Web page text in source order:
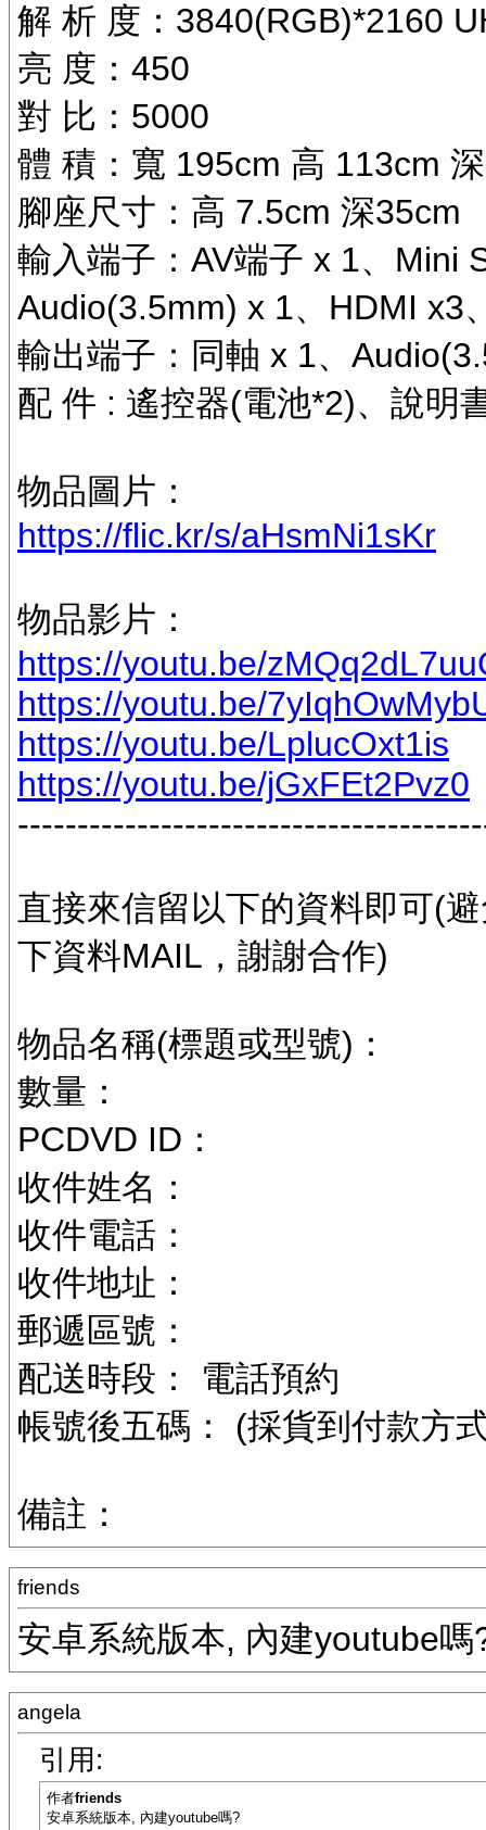
解 析 度：3840(RGB)*2160
亮 度：450
對 比：5000
體 積：寬 195cm 高 113cm
腳座尺寸：高 7.5cm 深35cm
輸入端子：AV端子 x 1、Mini
Audio(3.5mm) x 1、HDMI x3
輸出端子：同軸 x 1、
配 件 : 遙控器(電池*2)、說明
物品圖片：
https://flic.kr/s/aHsmNi1sKr
物品影片：
https://youtu.be/
https://youtu.be/
https://youtu.be/LplucOxt1is
https://youtu.be/jGxFEt2Pvz0
直接來信留以下的資料即可(
下資料MAIL，謝謝合作)
物品名稱(標題或型號)：
數量：
PCDVD ID：
收件姓名：
收件電話：
收件地址：
郵遞區號：
配送時段： 電話預約
帳號後五碼： (採貨到付款方
備註：
friends
安卓系統版本, 內建youtube嗎
angela
引用:
作者friends
安卓系統版本, 內建youtube嗎?